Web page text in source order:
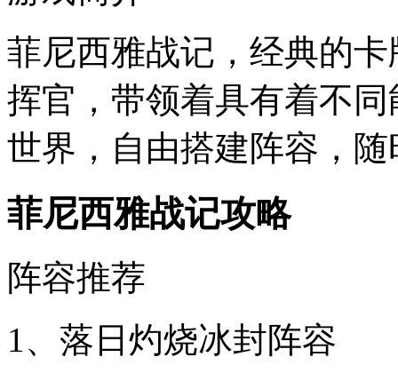
菲尼西雅战记，经典的
挥官，带领着具有着不
世界，自由搭建阵容，
菲尼西雅战记攻略
阵容推荐
1、落日灼烧冰封阵容